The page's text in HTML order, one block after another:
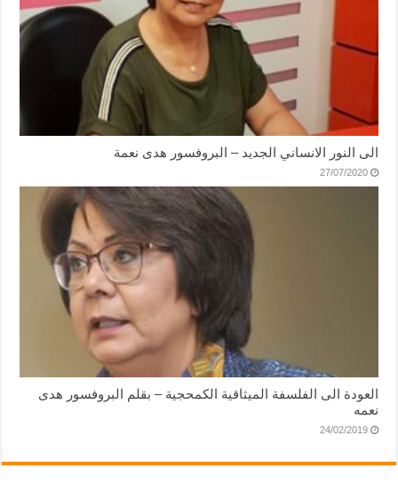
الى النور الانساني الجديد – البروفسور هدى نعمة
27/07/2020
العودة الى الفلسفة الميثاقية الكمحجية – بقلم البروفسور هدى
نعمه
24/02/2019